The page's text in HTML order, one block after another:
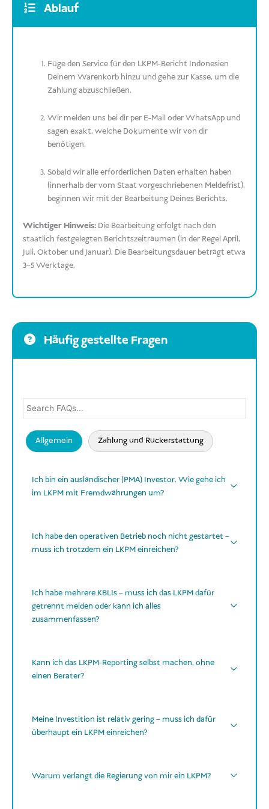
Ablauf
Füge den Service für den LKPM-Bericht Indonesien
Deinem Warenkorb hinzu und gehe zur Kasse, um die
Zahlung abzuschließen.
Wir melden uns bei dir per E-Mail oder WhatsApp und
sagen exakt, welche Dokumente wir von dir
benötigen.
Sobald wir alle erforderlichen Daten erhalten haben
(innerhalb der vom Staat vorgeschriebenen Meldefrist),
beginnen wir mit der Bearbeitung Deines Berichts.
Wichtiger Hinweis: Die Bearbeitung erfolgt nach den
staatlich festgelegten Berichtszeiträumen (in der Regel April,
Juli, Oktober und Januar). Die Bearbeitungsdauer beträgt etwa
3–5 Werktage.
Häufig gestellte Fragen
Allgemein Zahlung und Rückerstattung
Ich bin ein ausländischer (PMA) Investor. Wie gehe ich
im LKPM mit Fremdwährungen um?
jeweiligen Transaktionstages
Ich habe den operativen Betrieb noch nicht gestartet –
muss ich trotzdem ein LKPM einreichen?
Vorbetriebsphase
Bau- oder Renovierungsarbeiten
sonstige frühe Projektinvestitionen
„keine Aktivitäten“
Ich habe mehrere KBLIs – muss ich das LKPM dafür
getrennt melden oder kann ich alles
zusammenfassen?
Kann ich das LKPM-Reporting selbst machen, ohne
einen Berater?
Meine Investition ist relativ gering – muss ich dafür
überhaupt ein LKPM einreichen?
Warum verlangt die Regierung von mir ein LKPM?